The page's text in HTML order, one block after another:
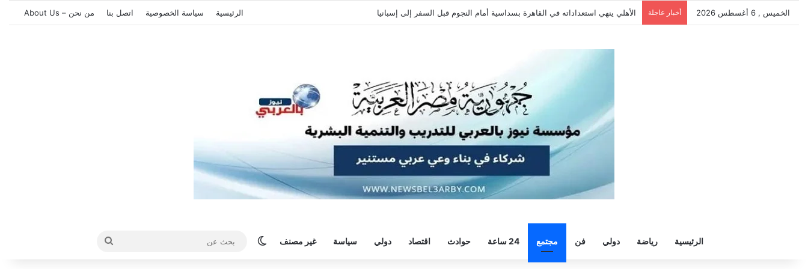
الخميس , 6 أغسطس 2026 أخبار عاجلة الأهلي يهزم بترول أسيوط بثنائية وديًا استعدادًا للموسم الجديد الرئيسية سياسة الخصوصية اتصل بنا من نحن – About Us
الرئيسية رياضة دولي فن مجتمع 24 ساعة حوادث اقتصاد دولي سياسة غير مصنف الوضع المظلم
بحث